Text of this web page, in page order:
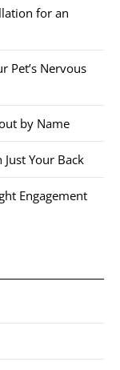
for an
Pet’s Nervous
by Name
Your Back
Engagement